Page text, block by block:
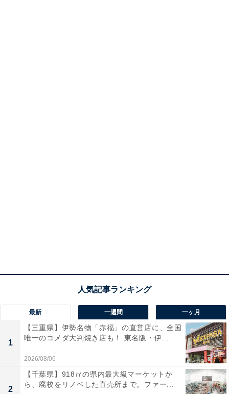
最新 一週間 一ヶ月
1
【三重県】伊勢名物「赤福」の直営店に、全国
唯一のコメダ大判焼き店も！ 東名阪・伊...
2026/08/06
2
【千葉県】918㎡の県内最大級マーケットか
ら、廃校をリノベした直売所まで。ファー...